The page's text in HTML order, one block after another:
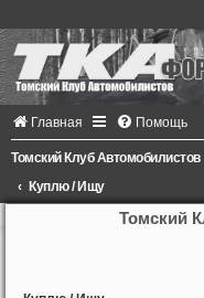
Главная Помощь
Томский Клуб Автомобилистов
Куплю / Ищу
Томский